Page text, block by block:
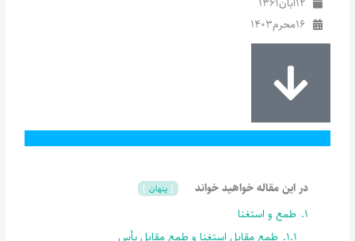
16محرم1403
در این مقاله خواهید خواند پنهان
1. طمع و استغنا
1.1. طمعِ مقابل استغنا و طمعِ مقابل یأس